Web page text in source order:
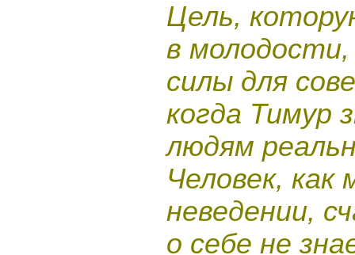
Цель,
в молодости,
силы для
когда Тимур
людям
Человек, как
неведении,
о себе не